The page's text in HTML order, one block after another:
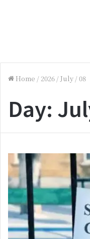
Home /2026 /July /08
Day: